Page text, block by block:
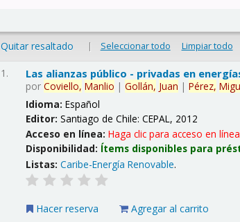
Quitar resaltado | Seleccionar todo Limpiar todo
1. Las alianzas público - privadas en
porCoviello, Manlio |Gollán, Juan |Pérez,
Idioma:Español
Editor:Santiago de Chile: CEPAL, 2012
Acceso en línea:Haga clic para acceso en línea
Disponibilidad: Ítems disponibles para
Listas: Caribe-Energía Renovable.
Hacer reserva Agregar al carrito